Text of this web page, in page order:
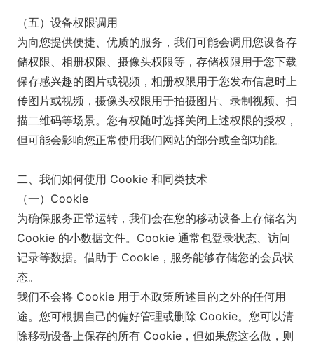
（五）设备权限调用
为向您提供便捷、优质的服务，我们可能会调用您设备存
储权限、相册权限、摄像头权限等，存储权限用于您下载
保存感兴趣的图片或视频，相册权限用于您发布信息时上
传图片或视频，摄像头权限用于拍摄图片、录制视频、扫
描二维码等场景。您有权随时选择关闭上述权限的授权，
但可能会影响您正常使用我们网站的部分或全部功能。
二、我们如何使用 Cookie 和同类技术
（一）Cookie
为确保服务正常运转，我们会在您的移动设备上存储名为
Cookie 的小数据文件。Cookie 通常包登录状态、访问
记录等数据。借助于 Cookie，服务能够存储您的会员状
态。
我们不会将 Cookie 用于本政策所述目的之外的任何用
途。您可根据自己的偏好管理或删除 Cookie。您可以清
除移动设备上保存的所有 Cookie，但如果您这么做，则